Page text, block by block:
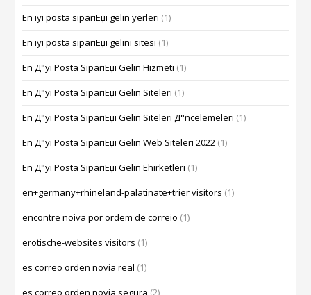
En iyi posta sipariЕџi gelin yerleri (1)
En iyi posta sipariЕџi gelini sitesi (1)
En Д°yi Posta SipariЕџi Gelin Hizmeti (1)
En Д°yi Posta SipariЕџi Gelin Siteleri (1)
En Д°yi Posta SipariЕџi Gelin Siteleri Д°ncelemeleri (1)
En Д°yi Posta SipariЕџi Gelin Web Siteleri 2022 (1)
En Д°yi Posta SipariЕџi Gelin Ећirketleri (1)
en+germany+rhineland-palatinate+trier visitors (1)
encontre noiva por ordem de correio (1)
erotische-websites visitors (1)
es correo orden novia real (1)
es correo orden novia segura (2)